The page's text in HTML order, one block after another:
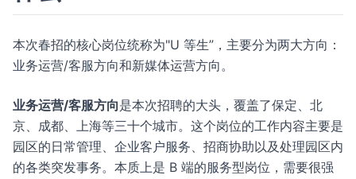
本次春招的核心岗位统称为"U 等生”，主要分为两大方向：
业务运营/客服方向和新媒体运营方向。
业务运营/客服方向是本次招聘的大头，覆盖了保定、北
京、成都、上海等三十个城市。这个岗位的工作内容主要是
园区的日常管理、企业客户服务、招商协助以及处理园区内
的各类突发事务。本质上是 B 端的服务型岗位，需要很强